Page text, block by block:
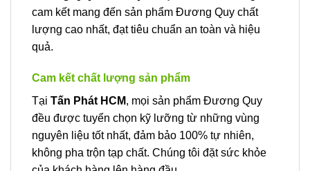
cam kết mang đến sản phẩm Đương Quy chất
lượng cao nhất, đạt tiêu chuẩn an toàn và hiệu
quả.
Cam kết chất lượng sản phẩm
Tại Tấn Phát HCM, mọi sản phẩm Đương Quy
đều được tuyển chọn kỹ lưỡng từ những vùng
nguyên liệu tốt nhất, đảm bảo 100% tự nhiên,
không pha trộn tạp chất. Chúng tôi đặt sức khỏe